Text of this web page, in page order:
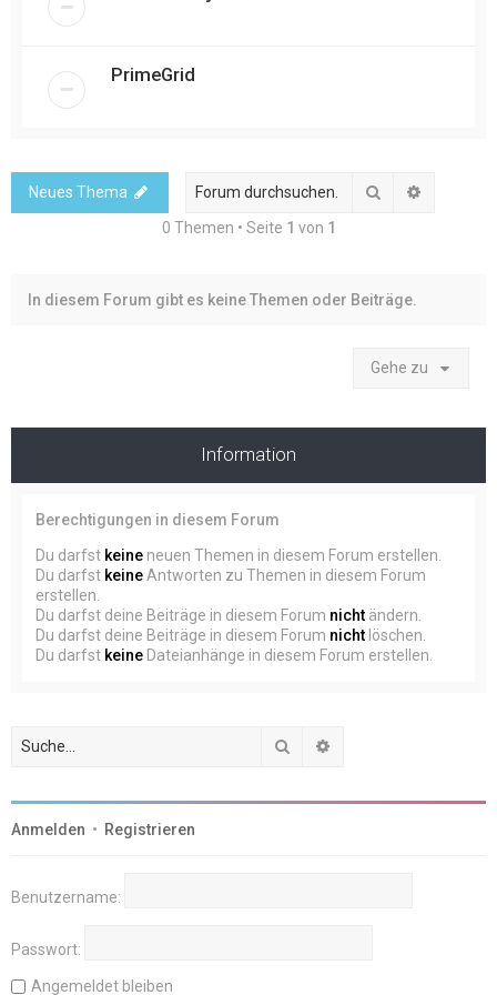
PrimeGrid
Neues Thema Suche
0 Themen • Seite 1 von 1
In diesem Forum gibt es keine Themen oder Beiträge.
Gehe zu
Information
Berechtigungen in diesem Forum
Du darfst keine neuen Themen in diesem Forum erstellen.
Du darfst keine Antworten zu Themen in diesem Forum
erstellen.
Du darfst deine Beiträge in diesem Forum nicht ändern.
Du darfst deine Beiträge in diesem Forum nicht löschen.
Du darfst keine Dateianhänge in diesem Forum erstellen.
Suche
Anmelden • Registrieren
Benutzername:
Passwort:
Angemeldet bleiben